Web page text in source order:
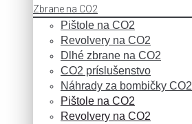
Zbrane na CO2
Pištole na CO2
Revolvery na CO2
Dlhé zbrane na CO2
CO2 príslušenstvo
Náhrady za bombičky CO2
Pištole na CO2
Revolvery na CO2